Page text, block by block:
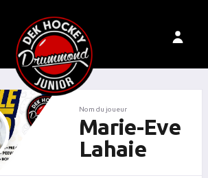
Nom du joueur
Marie-Eve
Lahaie